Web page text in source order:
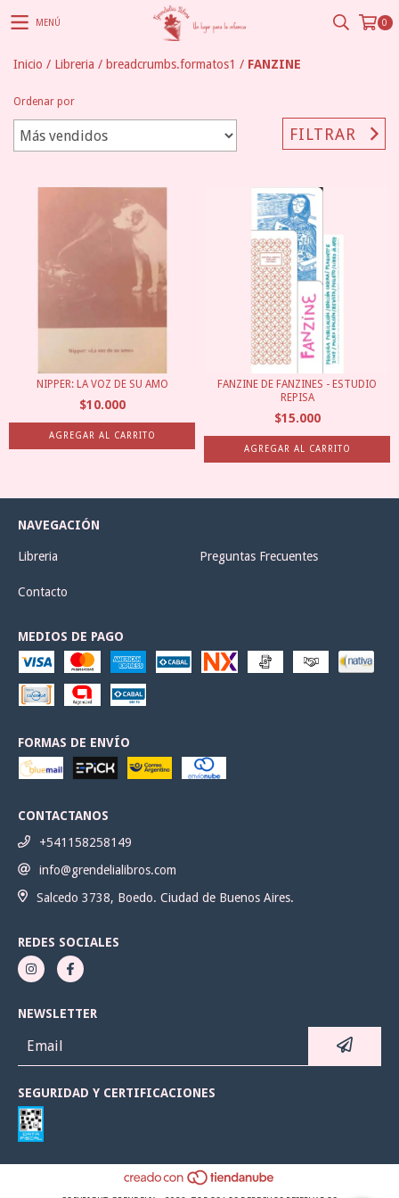
MENÚ 0
Inicio / Libreria / breadcrumbs.formatos1 / FANZINE
Ordenar por
FILTRAR
NIPPER: LA VOZ DE SU AMO
$10.000
FANZINE DE FANZINES - ESTUDIO
REPISA
$15.000
NAVEGACIÓN
Libreria Preguntas Frecuentes
Contacto
MEDIOS DE PAGO
FORMAS DE ENVÍO
CONTACTANOS
+541158258149
info@grendelialibros.com
Salcedo 3738, Boedo. Ciudad de Buenos Aires.
REDES SOCIALES
NEWSLETTER
SEGURIDAD Y CERTIFICACIONES